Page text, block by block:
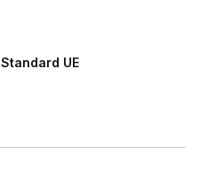
Standard UE